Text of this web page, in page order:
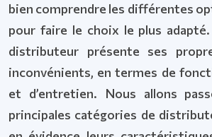
bien comprendre les différentes
pour faire le choix le plus
distributeur présente ses
inconvénients, en termes de
et d’entretien. Nous allons
principales catégories de